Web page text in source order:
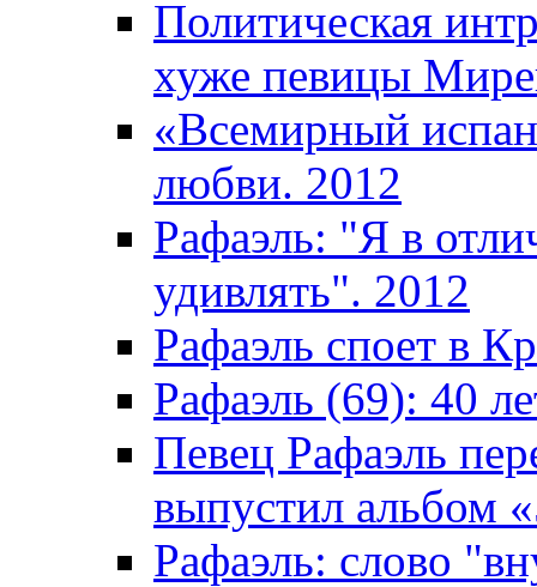
Политическая
хуже певицы
«Всемирный
любви. 2012
Рафаэль: "Я в
удивлять". 2012
Рафаэль споет в
Рафаэль (69): 40
Певец Рафаэль
выпустил альбом
Рафаэль: слово